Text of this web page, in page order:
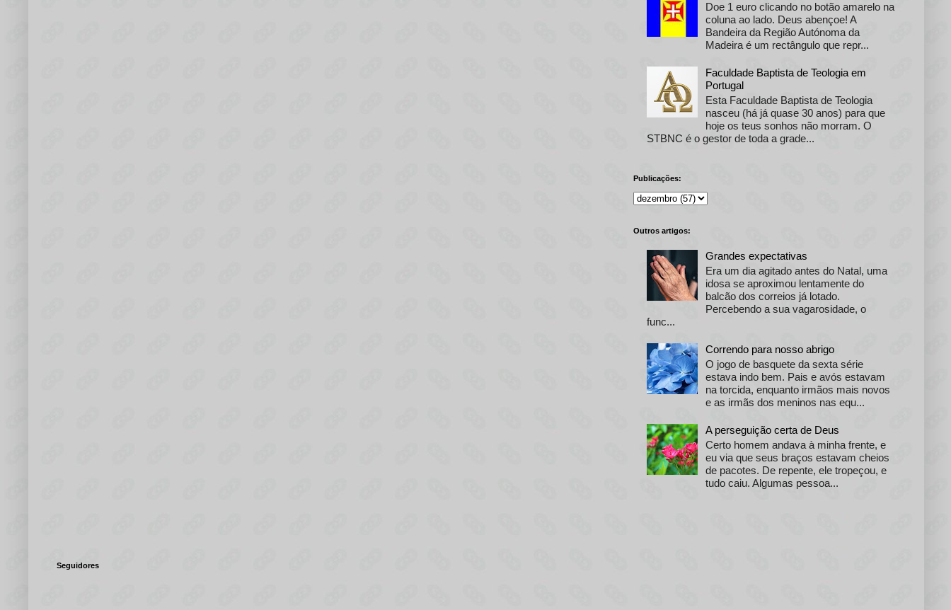
Doe 1 euro clicando no botão amarelo na
coluna ao lado. Deus abençoe! A
Bandeira da Região Autónoma da
Madeira é um rectângulo que repr...
Faculdade Baptista de Teologia em
Portugal
Esta Faculdade Baptista de Teologia
nasceu (há já quase 30 anos) para que
hoje os teus sonhos não morram. O
STBNC é o gestor de toda a grade...
Publicações:
Outros artigos:
Grandes expectativas
Era um dia agitado antes do Natal, uma
idosa se aproximou lentamente do
balcão dos correios já lotado.
Percebendo a sua vagarosidade, o
func...
Correndo para nosso abrigo
O jogo de basquete da sexta série
estava indo bem. Pais e avós estavam
na torcida, enquanto irmãos mais novos
e as irmãs dos meninos nas equ...
A perseguição certa de Deus
Certo homem andava à minha frente, e
eu via que seus braços estavam cheios
de pacotes. De repente, ele tropeçou, e
tudo caiu. Algumas pessoa...
Seguidores